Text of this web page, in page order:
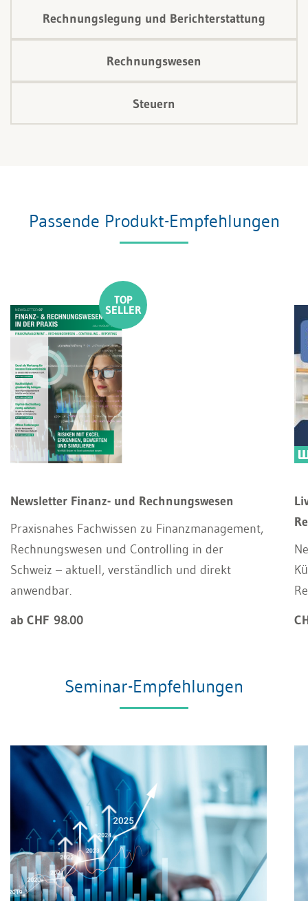
Rechnungslegung und Berichterstattung
Rechnungswesen
Steuern
Passende Produkt-Empfehlungen
Newsletter Finanz- und Rechnungswesen
Praxisnahes Fachwissen zu Finanzmanagement,
Rechnungswesen und Controlling in der
Schweiz – aktuell, verständlich und direkt
anwendbar.
ab CHF 98.00
Seminar-Empfehlungen